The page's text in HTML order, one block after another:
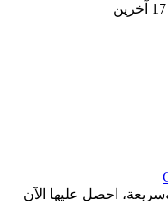
احصل عليها الآن